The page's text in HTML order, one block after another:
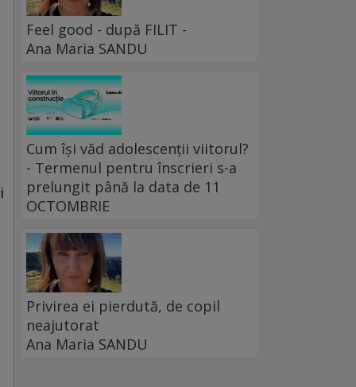
Feel good - după FILIT -
Ana Maria SANDU
Cum își văd adolescenții viitorul?
- Termenul pentru înscrieri s-a
prelungit până la data de 11
OCTOMBRIE
Privirea ei pierdută, de copil
neajutorat
Ana Maria SANDU